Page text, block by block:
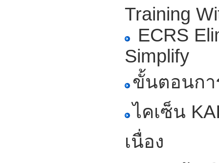
Training
ECRS
Simplify
ขั้นตอนกา
ไคเซ็น
เนื่อง